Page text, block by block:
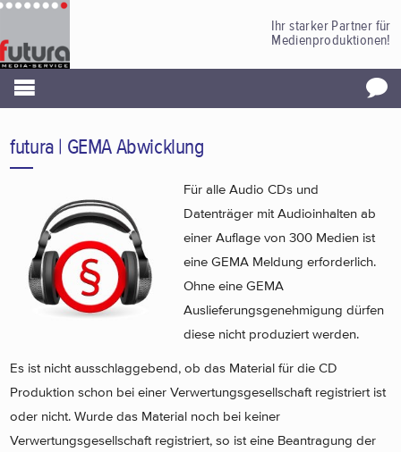
Ihr starker Partner für
Medienproduktionen!
futura | GEMA Abwicklung
Für alle Audio CDs und
Datenträger mit Audioinhalten ab
einer Auflage von 300 Medien ist
eine GEMA Meldung erforderlich.
Ohne eine GEMA
Auslieferungsgenehmigung dürfen
diese nicht produziert werden.
Es ist nicht ausschlaggebend, ob das Material für die CD
Produktion schon bei einer Verwertungsgesellschaft registriert ist
oder nicht. Wurde das Material noch bei keiner
Verwertungsgesellschaft registriert, so ist eine Beantragung der